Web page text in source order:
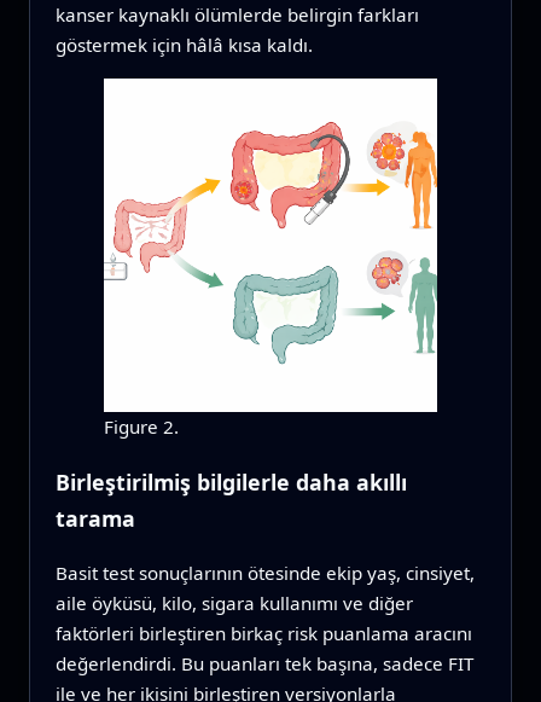
kanser kaynaklı ölümlerde belirgin farkları
göstermek için hâlâ kısa kaldı.
Figure 2.
Birleştirilmiş bilgilerle daha akıllı
tarama
Basit test sonuçlarının ötesinde ekip yaş, cinsiyet,
aile öyküsü, kilo, sigara kullanımı ve diğer
faktörleri birleştiren birkaç risk puanlama aracını
değerlendirdi. Bu puanları tek başına, sadece FIT
ile ve her ikisini birleştiren versiyonlarla